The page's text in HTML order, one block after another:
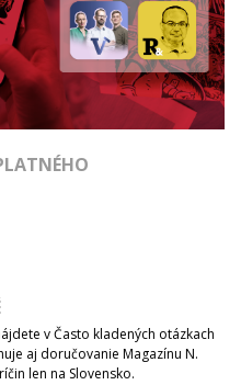
v Často kladených otázkach
aj doručovanie Magazínu N.
len na Slovensko.